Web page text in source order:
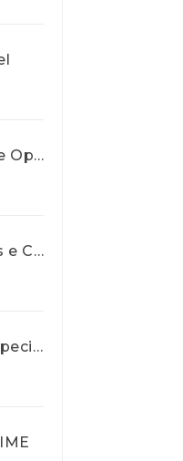
Operador de Suporte Operacional
Analista de Compras e Contratos (Banca)
CET de Técnico/a Especialista em Comércio Internacional (Nível 5)